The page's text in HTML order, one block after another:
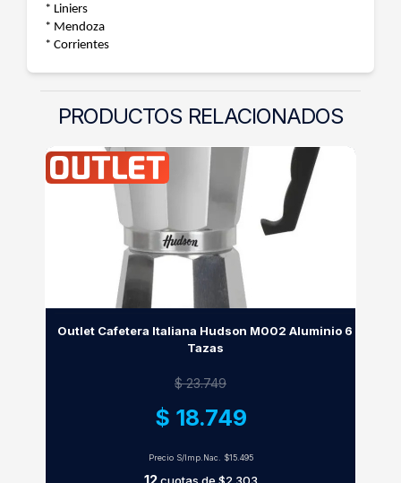
* Liniers
* Mendoza
* Corrientes
PRODUCTOS RELACIONADOS
Outlet Cafetera Italiana Hudson M002 Aluminio 6
Tazas
$ 23.749
$ 18.749
Precio S/Imp.Nac. $15.495